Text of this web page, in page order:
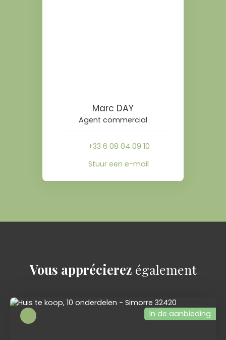
Marc DAY
Agent commercial
+33 6 08 04 09 10
Stuur een e-mail
Vous apprécierez également
In de aanbieding